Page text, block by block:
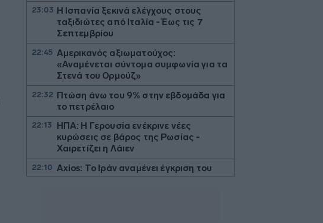
23:03 Η Ισπανία ξεκινά ελέγχους στους
ταξιδιώτες από Ιταλία - Έως τις 7
Σεπτεμβρίου
22:45 Αμερικανός αξιωματούχος:
«Αναμένεται σύντομα συμφωνία για τα
Στενά του Ορμούζ»
22:32 Πτώση άνω του 9% στην εβδομάδα για
το πετρέλαιο
22:13
ΗΠΑ: Η Γερουσία ενέκρινε νέες
κυρώσεις σε βάρος της Ρωσίας -
Χαιρετίζει η Λάιεν
22:10 Axios: Το Ιράν αναμένει έγκριση του
Συμβουλίου Ασφαλείας για τη